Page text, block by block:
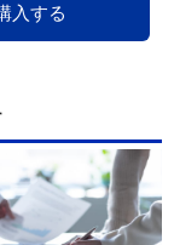
入する